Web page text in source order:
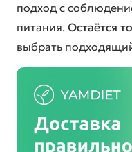
подход с
питания. Остаётся
выбрать